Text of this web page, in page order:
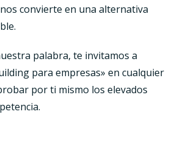
convierte en una alternativa
palabra, te invitamos a
para empresas» en cualquier
por ti mismo los elevados